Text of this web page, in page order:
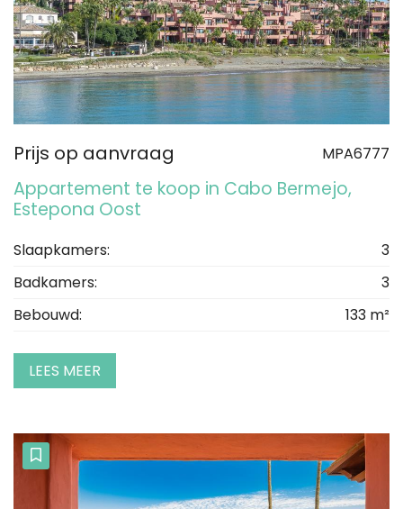
Prijs op aanvraag MPA6777
Appartement te koop in Cabo Bermejo,
Estepona Oost
Slaapkamers:
3
Badkamers:
3
Bebouwd:
133 m²
LEES MEER